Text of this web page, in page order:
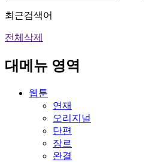
최근검색어
전체삭제
대메뉴 영역
웹툰
연재
오리지널
단편
장르
완결